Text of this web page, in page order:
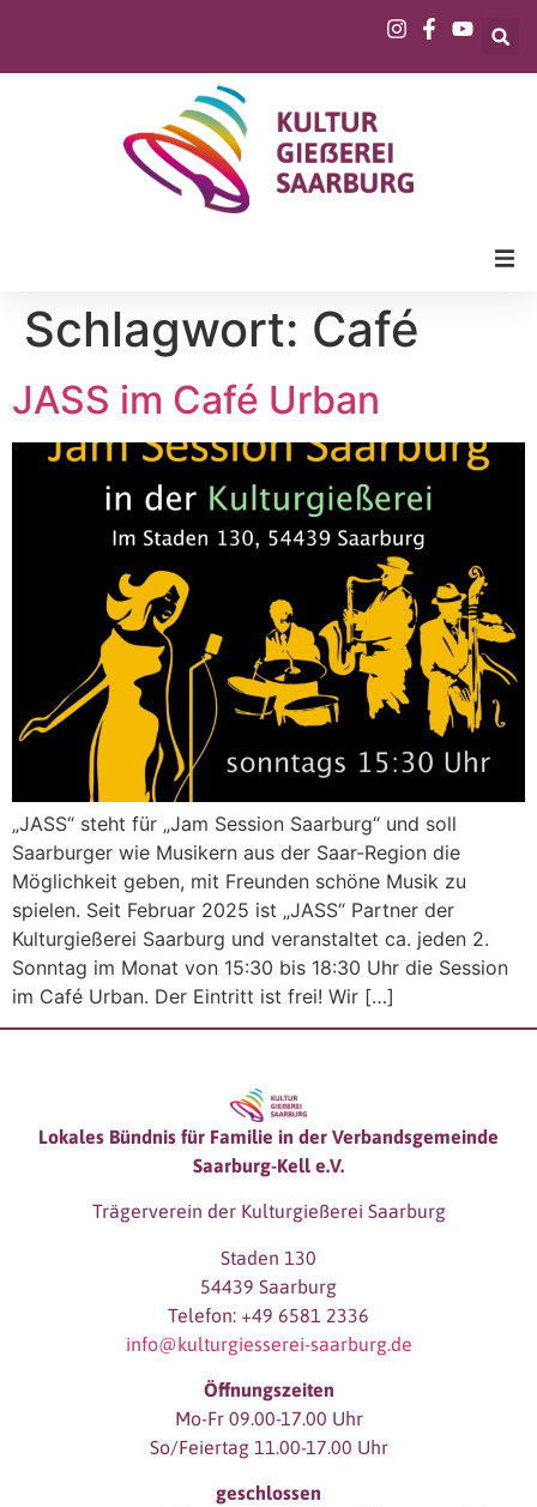
Schlagwort: Café
JASS im Café Urban
„JASS“ steht für „Jam Session Saarburg“ und soll
Saarburger wie Musikern aus der Saar-Region die
Möglichkeit geben, mit Freunden schöne Musik zu
spielen. Seit Februar 2025 ist „JASS“ Partner der
Kulturgießerei Saarburg und veranstaltet ca. jeden 2.
Sonntag im Monat von 15:30 bis 18:30 Uhr die Session
im Café Urban. Der Eintritt ist frei! Wir […]
Lokales Bündnis für Familie in der Verbandsgemeinde
Saarburg-Kell e.V.
Trägerverein der Kulturgießerei Saarburg
Staden 130
54439 Saarburg
Telefon: +49 6581 2336
info@kulturgiesserei-saarburg.de
Öffnungszeiten
Mo-Fr 09.00-17.00 Uhr
So/Feiertag 11.00-17.00 Uhr
geschlossen